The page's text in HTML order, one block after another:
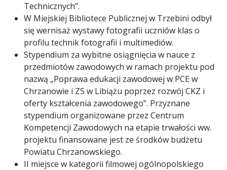
Technicznych".
W Miejskiej Bibliotece Publicznej w Trzebini odbył
się wernisaż wystawy fotografii uczniów klas o
profilu technik fotografii i multimediów.
Stypendium za wybitne osiągnięcia w nauce z
przedmiotów zawodowych w ramach projektu pod
nazwą „Poprawa edukacji zawodowej w PCE w
Chrzanowie i ZS w Libiążu poprzez rozwój CKZ i
oferty kształcenia zawodowego”. Przyznane
stypendium organizowane przez Centrum
Kompetencji Zawodowych na etapie trwałości ww.
projektu finansowane jest ze środków budżetu
Powiatu Chrzanowskiego.
II miejsce w kategorii filmowej ogólnopolskiego